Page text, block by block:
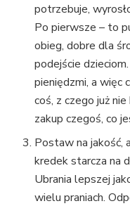
potrzebuje,
Po pierwsze – to
obieg, dobre dla
podejście
pieniędzmi, a więc
coś, z czego już
zakup czegoś, co
Postaw na jakość,
kredek starcza na
Ubrania lepszej
wielu praniach.